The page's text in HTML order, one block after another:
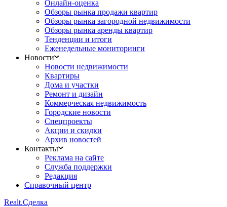
Онлайн-оценка
Обзоры рынка продажи квартир
Обзоры рынка загородной недвижимости
Обзоры рынка аренды квартир
Тенденции и итоги
Еженедельные мониторинги
Новости
Новости недвижимости
Квартиры
Дома и участки
Ремонт и дизайн
Коммерческая недвижимость
Городские новости
Спецпроекты
Акции и скидки
Архив новостей
Контакты
Реклама на сайте
Служба поддержки
Редакция
Справочный центр
Realt.Сделка